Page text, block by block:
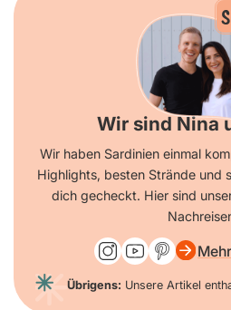
Wir sind Nina
Wir haben Sardinien einmal
Highlights, besten Strände und
dich gecheckt. Hier sind
Übrigens: Unsere Artikel